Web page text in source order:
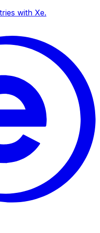
with Xe.